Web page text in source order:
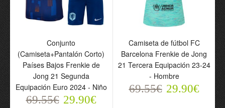
Conjunto
(Camiseta+Pantalón Corto)
Países Bajos Frenkie de
Jong 21 Segunda
Equipación Euro 2024 - Niño
69.55€ 29.90€
Camiseta de fútbol FC
Barcelona Frenkie de Jong
21 Tercera Equipación 23-24
- Hombre
69.55€ 29.90€